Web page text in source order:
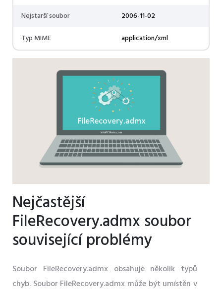
Nejstarší soubor
2006-11-02
Typ MIME
application/xml
Nejčastější
FileRecovery.admx soubor
související problémy
Soubor FileRecovery.admx obsahuje několik typů
chyb. Soubor FileRecovery.admx může být umístěn v